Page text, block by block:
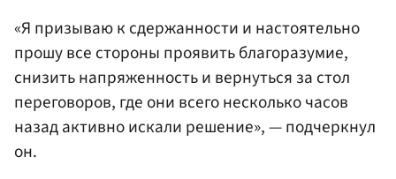
«Я призываю к сдержанности и настоятельно
прошу все стороны проявить благоразумие,
снизить напряженность и вернуться за стол
переговоров, где они всего несколько часов
назад активно искали решение», — подчеркнул
он.